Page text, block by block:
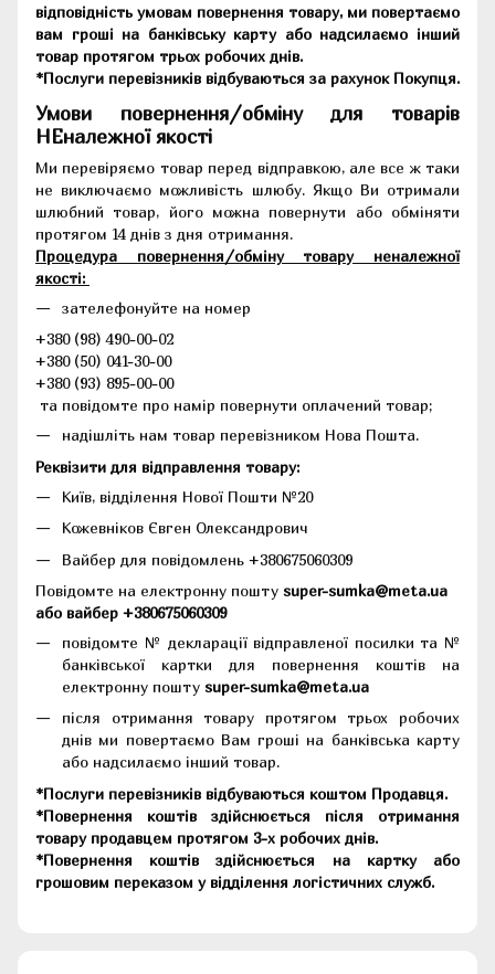
відповідність умовам повернення товару, ми повертаємо
вам гроші на банківську карту або надсилаємо інший
товар протягом трьох робочих днів.
*Послуги перевізників відбуваються за рахунок Покупця.
Умови повернення/обміну для товарів
НЕналежної якості
Ми перевіряємо товар перед відправкою, але все ж таки
не виключаємо можливість шлюбу. Якщо Ви отримали
шлюбний товар, його можна повернути або обміняти
протягом 14 днів з дня отримання.
Процедура повернення/обміну товару неналежної
якості:
зателефонуйте на номер
+380 (98) 490-00-02
+380 (50) 041-30-00
+380 (93) 895-00-00
та повідомте про намір повернути оплачений товар;
надішліть нам товар перевізником Нова Пошта.
Реквізити для відправлення товару:
Київ, відділення Нової Пошти №20
Кожевніков Євген Олександрович
Вайбер для повідомлень +380675060309
Повідомте на електронну пошту super-sumka@meta.ua
або вайбер +380675060309
повідомте № декларації відправленої посилки та №
банківської картки для повернення коштів на
електронну пошту super-sumka@meta.ua
після отримання товару протягом трьох робочих
днів ми повертаємо Вам гроші на банківська карту
або надсилаємо інший товар.
*Послуги перевізників відбуваються коштом Продавця.
*Повернення коштів здійснюється після отримання
товару продавцем протягом 3-х робочих днів.
*Повернення коштів здійснюється на картку або
грошовим переказом у відділення логістичних служб.